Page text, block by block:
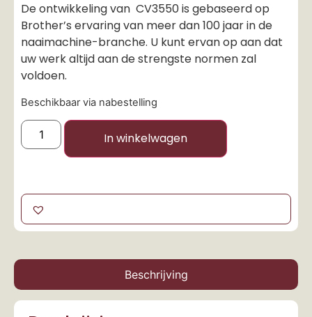
De ontwikkeling van CV3550 is gebaseerd op
Brother’s ervaring van meer dan 100 jaar in de
naaimachine-branche. U kunt ervan op aan dat
uw werk altijd aan de strengste normen zal
voldoen.
Beschikbaar via nabestelling
In winkelwagen
Beschrijving